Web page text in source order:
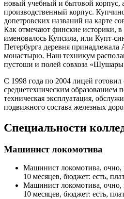
новый учебный и бытовой корпус,
производственный корпус.
допетровских названий на карте
Как отмечают финские историки,
именовалось Купсила, или Купт-
Петербурга деревня
монастырю. Наш техникум
пустоши и полей совхоза
С 1998 года по 2004 лицей готовил
среднетехническим образованием
техническая эксплуатация,
подвижного состава железных
Специальности
Машинист локомотива
Машинист локомотива, очно,
10 месяцев, бюджет: есть,
Машинист локомотива, очно,
10 месяцев, бюджет: есть,